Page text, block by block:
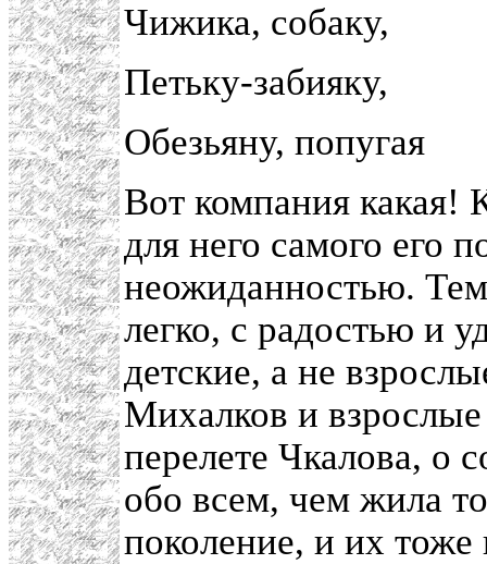
Чижика, собаку,
Петьку-забияку,
Обезьяну, попугая
Вот компания какая!
для него самого его
неожиданностью.
легко, с радостью и
детские, а не
Михалков и
перелете Чкалова, о
обо всем, чем жила
поколение, и их тоже